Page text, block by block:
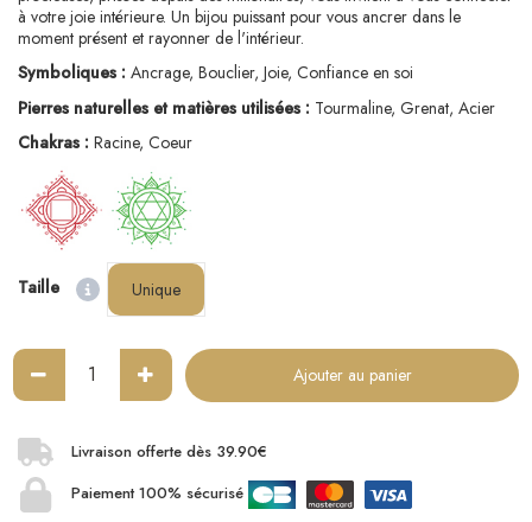
à votre joie intérieure. Un bijou puissant pour vous ancrer dans le
moment présent et rayonner de l'intérieur.
Symboliques : Ancrage, Bouclier, Joie, Confiance en soi
Pierres naturelles et matières utilisées : Tourmaline, Grenat, Acier
Chakras : Racine, Coeur
Taille Unique
Ajouter au panier
Livraison offerte dès 39.90€
Paiement 100% sécurisé